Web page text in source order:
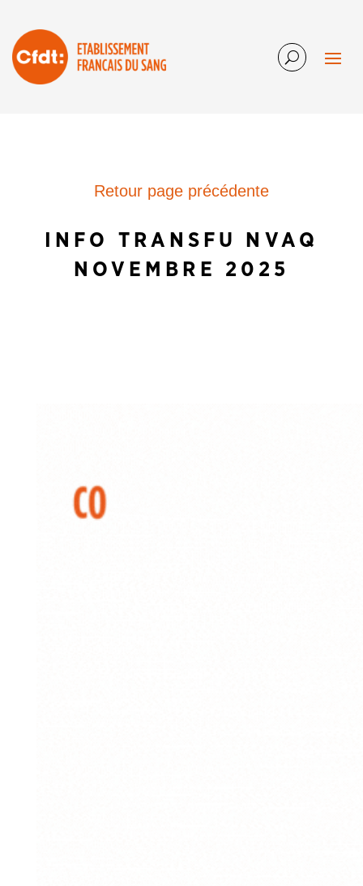
Retour page précédente
INFO TRANSFU NVAQ
NOVEMBRE 2025